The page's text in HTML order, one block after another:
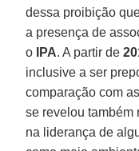
dessa proibição
a presença de
o
IPA. A partir de
inclusive a ser
comparação com
se revelou também
na liderança de